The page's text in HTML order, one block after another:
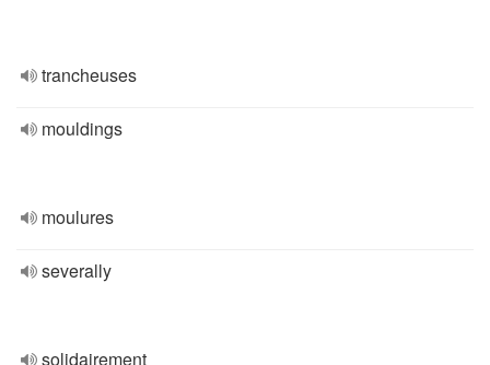
trancheuses
mouldings
moulures
severally
solidairement